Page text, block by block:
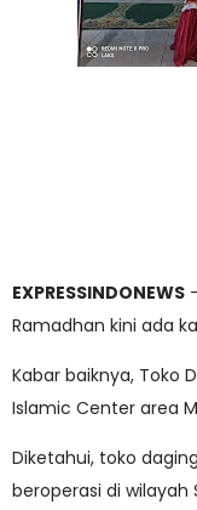
EXPRESSINDONEWS
Ramadhan kini ada
Kabar baiknya, Toko
Islamic Center area
Diketahui, toko
beroperasi di wilayah